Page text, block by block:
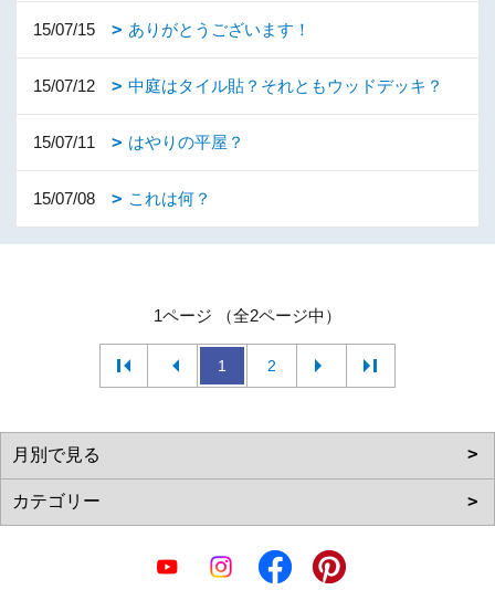
15/07/15 ありがとうございます！
15/07/12 中庭はタイル貼？それともウッドデッキ？
15/07/11 はやりの平屋？
15/07/08 これは何？
1ページ （全2ページ中）
1 2